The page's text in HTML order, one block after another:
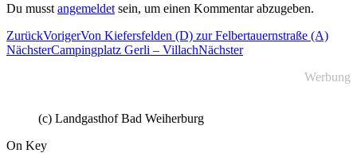
Du musst angemeldet sein, um einen Kommentar abzugeben.
ZurückVorigerVon Kiefersfelden (D) zur Felbertauernstraße (A)
NächsterCampingplatz Gerli – VillachNächster
Werbung
(c) Landgasthof Bad Weiherburg
On Key